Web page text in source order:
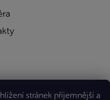
stránek příjemnější a